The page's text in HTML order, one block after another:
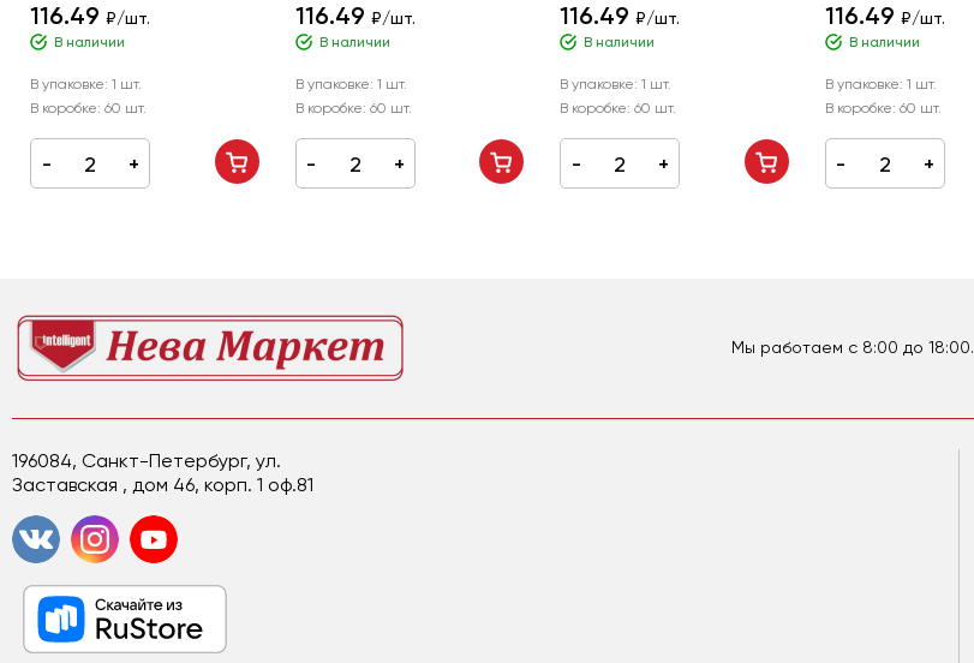
116.49 ₽/шт.
В наличии
В упаковке: 1 шт.
В коробке: 60 шт.
116.49 ₽/шт.
В наличии
В упаковке: 1 шт.
В коробке: 60 шт.
116.49₽/шт.
В наличии
В упаковке:1 шт.
В коробке:60 шт.
116.49 ₽/шт.
В наличии
В упаковке: 1 шт.
В коробке: 60 шт.
Мы работаем c 8:00 до 18:00.
196084, Санкт-Петербург, ул.
Заставская , дом 46, корп. 1 оф.81